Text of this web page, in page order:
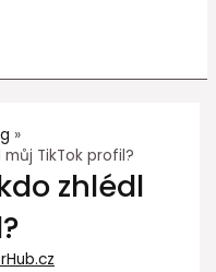
TikTok profil?
zhlédl